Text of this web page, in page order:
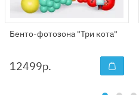
Бенто-фотозона "Три кота"
12499р.